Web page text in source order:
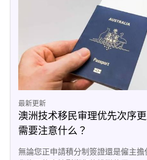
最新更新
澳洲技术移民审理优先次序
需要注意什么？
無論您正申請積分制簽證還是僱主